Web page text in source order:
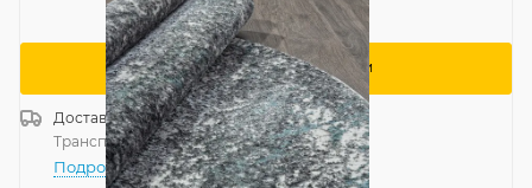
Сообщить о поступлении
ДоставкаРоссия
Транспортной компанией—бесплатно
Подробнее